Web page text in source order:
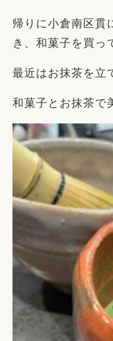
帰りに小倉南区
き、和菓子を買っ
最近はお抹茶を立
和菓子とお抹茶